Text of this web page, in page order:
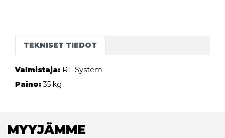
TEKNISET TIEDOT
Valmistaja: RF-System
Paino: 35 kg
MYYJÄMME